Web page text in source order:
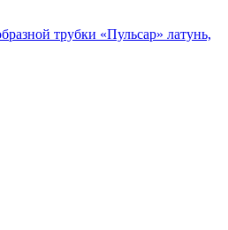
трубки «Пульсар» латунь,